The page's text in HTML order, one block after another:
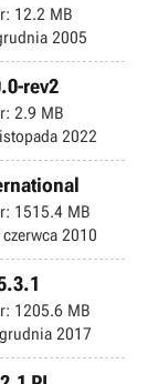
12.2 MB
2005
rev2
2.9 MB
2022
1515.4 MB
2010
1205.6 MB
2017